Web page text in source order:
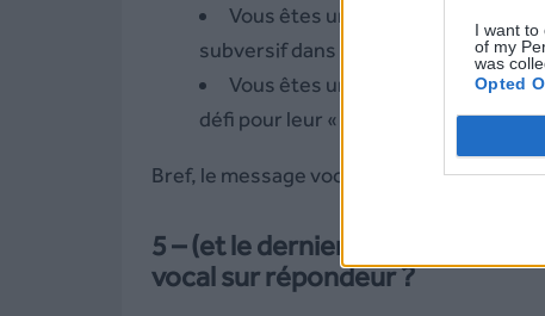
I want to
of my
was
Opted
Vous êtes une jeune marque,
subversif dans votre message pour
Vous êtes une salle de sport à la
défi pour leur « summer body ».
Bref, le message vocal permet tous les
5 – (et le dernier) Pourquoi
vocal sur répondeur ?